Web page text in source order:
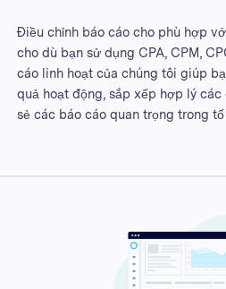
Điều chỉnh báo cáo cho phù hợp
cho dù bạn sử dụng CPA, CPM,
cáo linh hoạt của chúng tôi giúp
quả hoạt động, sắp xếp hợp lý
sẻ các báo cáo quan trọng trong